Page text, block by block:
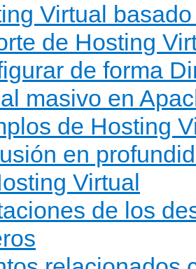
Virtual
de Hosting
de forma
masivo en
de Hosting
en
Virtual
de los